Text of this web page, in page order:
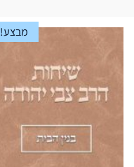
מבצע!